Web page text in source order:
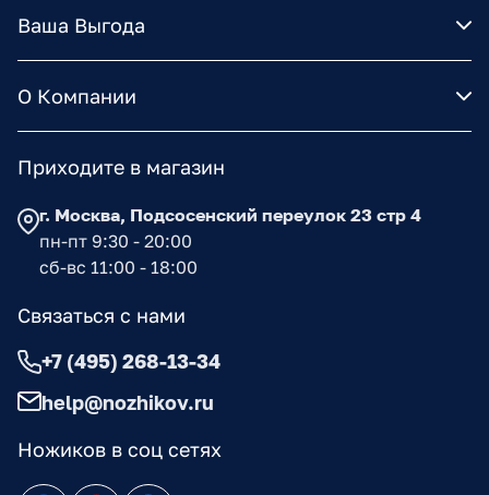
Ваша Выгода
О Компании
Ножиков в соц сетях
Приходите в магазин
г. Москва, Подсосенский переулок 23 стр 4
пн-пт 9:30 - 20:00
сб-вс 11:00 - 18:00
Связаться с нами
+7 (495) 268-13-34
help@nozhikov.ru